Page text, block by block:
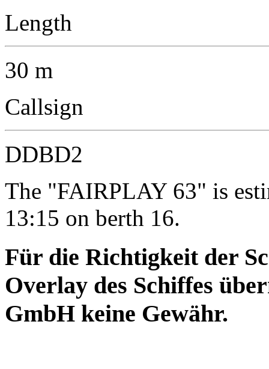
Length
30 m
Callsign
DDBD2
The "FAIRPLAY 63" is
13:15 on berth 16.
Für die Richtigkeit der
Overlay des Schiffes
GmbH keine Gewähr.